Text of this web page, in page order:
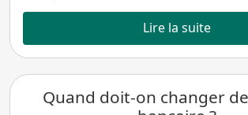
Lire la suite
Quand doit-on changer